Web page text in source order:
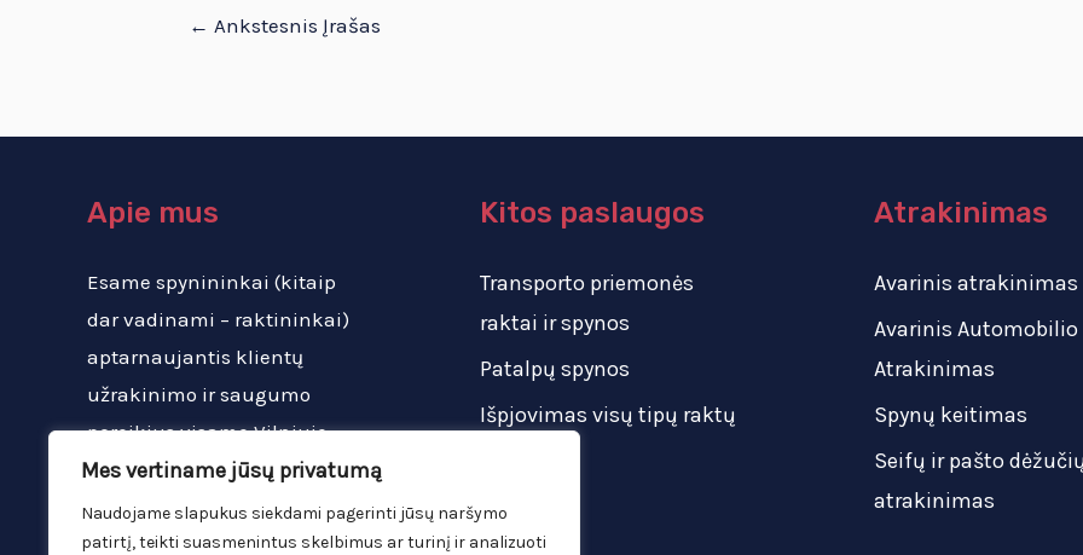
Mes vertiname jūsų privatumą
Naudojame slapukus siekdami pagerinti jūsų naršymo
patirtį, teikti suasmenintus skelbimus ar turinį ir analizuoti
← Ankstesnis Įrašas
Apie mus
Esame spynininkai (kitaip
dar vadinami – raktininkai)
aptarnaujantis klientų
užrakinimo ir saugumo
poreikius visame Vilniuje,
bei už jo ribų.
Kitos paslaugos
Transporto priemonės
raktai ir spynos
Patalpų spynos
Išpjovimas visų tipų raktų
Atrakinimas
Avarinis atrakinimas
Avarinis Automobilio
Atrakinimas
Spynų keitimas
Seifų ir pašto
atrakinimas